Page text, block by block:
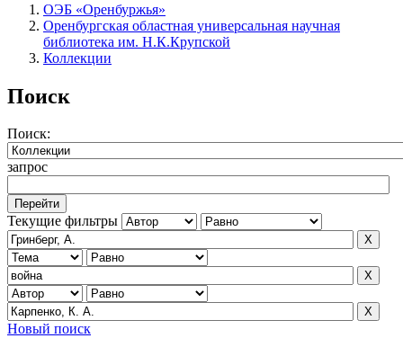
ОЭБ «Оренбуржья»
Оренбургская областная универсальная научная
библиотека им. Н.К.Крупской
Коллекции
Поиск
Поиск:
запрос
Текущие фильтры
Новый поиск